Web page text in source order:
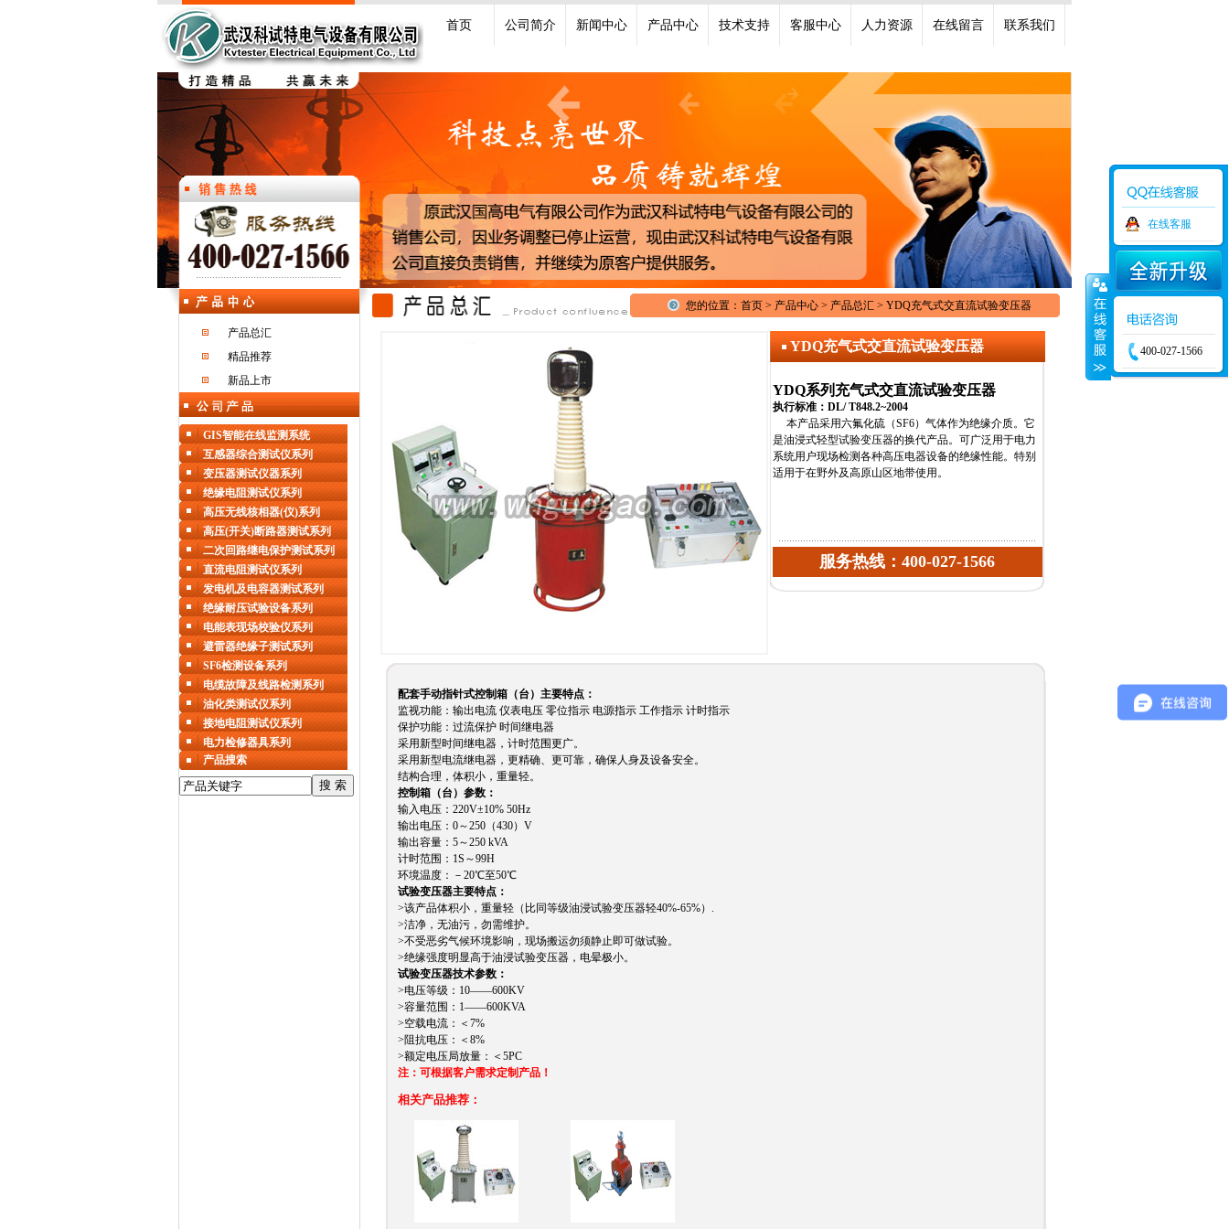
首页 公司简介 新闻中心 产品中心 技术支持 客服中心 人力资源 在线留言 联系我们
产品总汇
精品推荐
新品上市
您的位置：首页 > 产品中心 > 产品总汇 > YDQ充气式交直流试验变压器
YDQ充气式交直流试验变压器
YDQ系列 充气式交直流试验变压器
执行标准：DL/ T848.2~2004
本产品采用六氟化硫（SF6）气体作为绝缘介质。它
是油浸式轻型试验变压器的换代产品。可广泛用于电力
系统用户现场检测各种高压电器设备的绝缘性能。特别
适用于在野外及高原山区地带使用。
服务热线：400-027-1566
配套手动指针式控制箱（台）主要特点：
监视功能：输出电流 仪表电压 零位指示 电源指示 工作指示 计时指示
保护功能：过流保护 时间继电器
采用新型时间继电器，计时范围更广。
采用新型电流继电器，更精确、更可靠，确保人身及设备安全。
结构合理，体积小，重量轻。
控制箱（台）参数：
输入电压：220V±10% 50Hz
输出电压：0～250（430）V
输出容量：5～250 kVA
计时范围：1S～99H
环境温度：－20℃至50℃
试验变压器主要特点：
>该产品体积小，重量轻（比同等级油浸试验变压器轻40%-65%）.
>洁净，无油污，勿需维护。
>不受恶劣气候环境影响，现场搬运勿须静止即可做试验。
>绝缘强度明显高于油浸试验变压器，电晕极小。
试验变压器技术参数：
>电压等级：10——600KV
>容量范围：1——600KVA
>空载电流：＜7%
>阻抗电压：＜8%
>额定电压局放量：＜5PC
注：可根据客户需求定制产品！
相关产品推荐：
GIS智能在线监测系统
互感器综合测试仪系列
变压器测试仪器系列
绝缘电阻测试仪系列
高压无线核相器(仪)系列
高压(开关)断路器测试系列
二次回路继电保护测试系列
直流电阻测试仪系列
发电机及电容器测试系列
绝缘耐压试验设备系列
电能表现场校验仪系列
避雷器绝缘子测试系列
SF6检测设备系列
电缆故障及线路检测系列
油化类测试仪系列
接地电阻测试仪系列
电力检修器具系列
产品搜索
在线客服
400-027-1566